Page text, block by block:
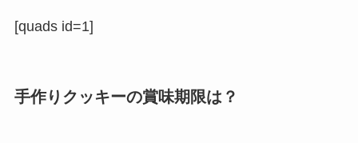
[quads id=1]
手作りクッキーの賞味期限は？